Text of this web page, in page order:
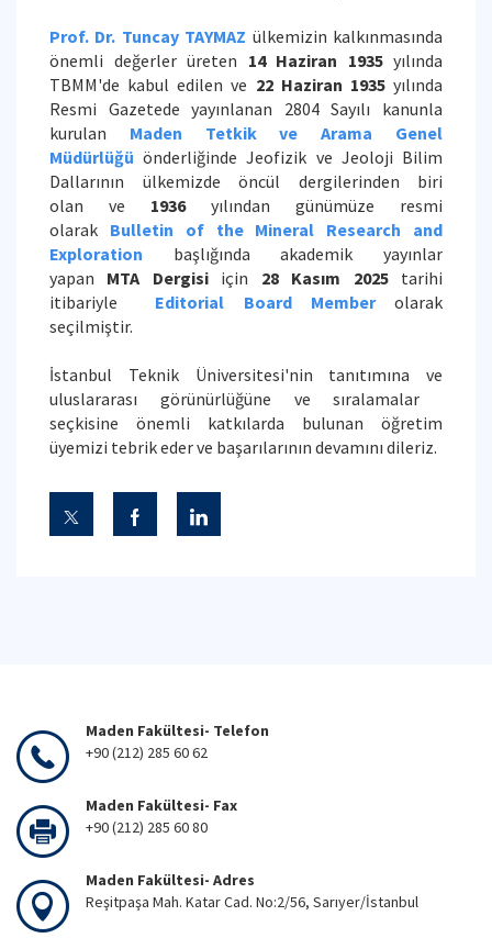
Prof. Dr. Tuncay TAYMAZ ülkemizin kalkınmasında
önemli değerler üreten 14 Haziran 1935yılında
TBMM'de kabul edilen ve 22 Haziran 1935yılında
Resmi Gazetede yayınlanan 2804 Sayılı kanunla
kurulan Maden Tetkik ve Arama Genel
Müdürlüğü önderliğindeJeofizik ve Jeoloji Bilim
Dallarının ülkemizde öncül dergilerinden biri
olan ve 1936yılından günümüze resmi
olarak Bulletin of the Mineral Research and
Exploration başlığında akademik yayınlar
yapan MTA Dergisiiçin 28 Kasım 2025tarihi
itibariyle Editorial Board Memberolarak
seçilmiştir.
İstanbul Teknik Üniversitesi'nin tanıtımına ve
uluslararası görünürlüğüne ve sıralamalar
seçkisine önemli katkılarda bulunan öğretim
üyemizi tebrik eder ve başarılarının devamını dileriz.
Maden Fakültesi- Telefon
+90 (212) 285 60 62
Maden Fakültesi- Fax
+90 (212) 285 60 80
Maden Fakültesi- Adres
Reşitpaşa Mah. Katar Cad. No:2/56, Sarıyer/İstanbul